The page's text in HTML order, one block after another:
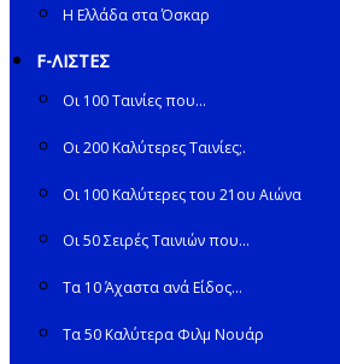
Η Ελλάδα στα Όσκαρ
F-ΛΙΣΤΕΣ
Οι 100 Ταινίες που…
Οι 200 Καλύτερες Ταινίες;.
Οι 100 Καλύτερες του 21ου Αιώνα
Οι 50 Σειρές Ταινιών που…
Τα 10 Άχαστα ανά Είδος…
Τα 50 Καλύτερα Φιλμ Νουάρ